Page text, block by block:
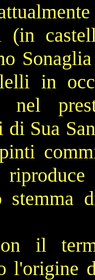
(in
in
nel
di Sua
il
l'origine